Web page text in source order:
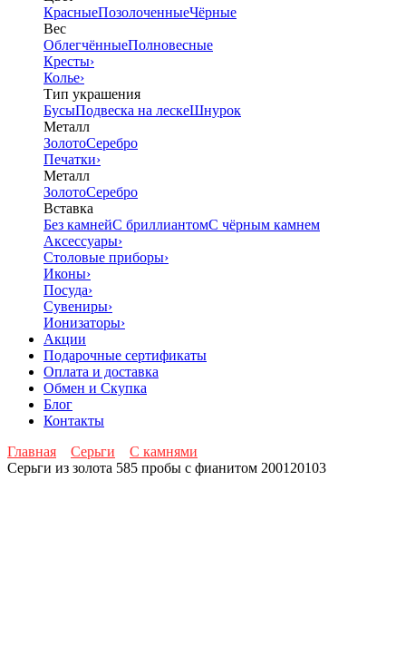
КрасныеПозолоченныеЧёрные
Вес
ОблегчённыеПолновесные
Кресты›
Колье›
Тип украшения
БусыПодвеска на лескеШнурок
Металл
ЗолотоСеребро
Печатки›
Металл
ЗолотоСеребро
Вставка
Без камнейС бриллиантомС чёрным камнем
Аксессуары›
Столовые приборы›
Иконы›
Посуда›
Сувениры›
Ионизаторы›
Акции
Подарочные сертификаты
Оплата и доставка
Обмен и Скупка
Блог
Контакты
Главная
Серьги
С камнями
Серьги из золота 585 пробы с фианитом 200120103